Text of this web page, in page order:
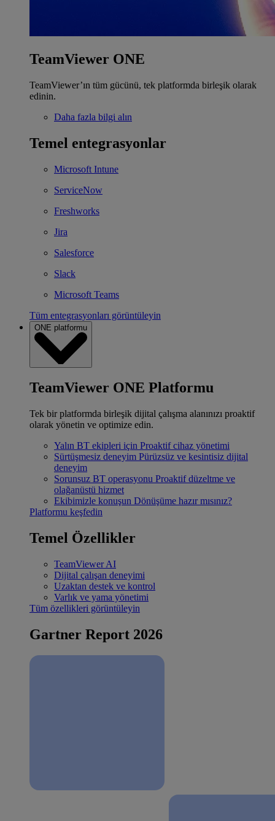
TeamViewer ONE
TeamViewer’ın tüm gücünü, tek platformda birleşik olarak
edinin.
Daha fazla bilgi alın
Temel entegrasyonlar
Microsoft Intune
ServiceNow
Freshworks
Jira
Salesforce
Slack
Microsoft Teams
Tüm entegrasyonları görüntüleyin
ONE platformu
TeamViewer ONE Platformu
Tek bir platformda birleşik dijital çalışma alanınızı proaktif
olarak yönetin ve optimize edin.
Yalın BT ekipleri için Proaktif cihaz yönetimi
Sürtüşmesiz deneyim Pürüzsüz ve kesintisiz dijital
deneyim
Sorunsuz BT operasyonu Proaktif düzeltme ve
olağanüstü hizmet
Ekibimizle konuşun Dönüşüme hazır mısınız?
Platformu keşfedin
Temel Özellikler
TeamViewer AI
Dijital çalışan deneyimi
Uzaktan destek ve kontrol
Varlık ve yama yönetimi
Tüm özellikleri görüntüleyin
Gartner Report 2026